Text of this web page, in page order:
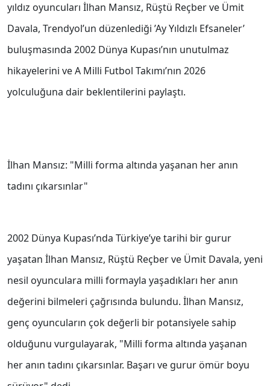
yıldız oyuncuları İlhan Mansız, Rüştü Reçber ve Ümit
Davala, Trendyol’un düzenlediği ’Ay Yıldızlı Efsaneler’
buluşmasında 2002 Dünya Kupası’nın unutulmaz
hikayelerini ve A Milli Futbol Takımı’nın 2026
yolculuğuna dair beklentilerini paylaştı.
İlhan Mansız: "Milli forma altında yaşanan her anın
tadını çıkarsınlar"
2002 Dünya Kupası’nda Türkiye’ye tarihi bir gurur
yaşatan İlhan Mansız, Rüştü Reçber ve Ümit Davala, yeni
nesil oyunculara milli formayla yaşadıkları her anın
değerini bilmeleri çağrısında bulundu. İlhan Mansız,
genç oyuncuların çok değerli bir potansiyele sahip
olduğunu vurgulayarak, "Milli forma altında yaşanan
her anın tadını çıkarsınlar. Başarı ve gurur ömür boyu